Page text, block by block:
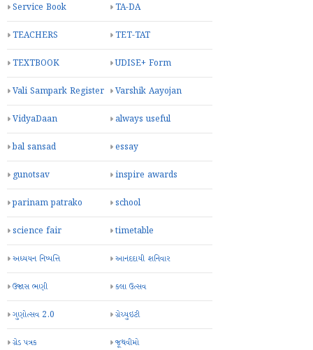
Service Book TA-DA
TEACHERS TET-TAT
TEXTBOOK UDISE+ Form
Vali Sampark Register Varshik Aayojan
VidyaDaan always useful
bal sansad essay
gunotsav inspire awards
parinam patrako school
science fair timetable
અધ્યયન નિષ્પત્તિ આનંદદાયી શનિવાર
ઉજાસ ભણી કલા ઉત્સવ
ગુણોત્સવ 2.0 ગ્રેચ્યુઇટી
ગ્રેડ પત્રક જૂથવીમો